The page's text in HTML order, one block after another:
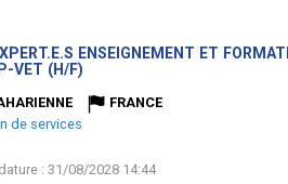
ENSEIGNEMENT ET
VET (H/F)
FRANCE
de services
: 31/08/2028 14:44